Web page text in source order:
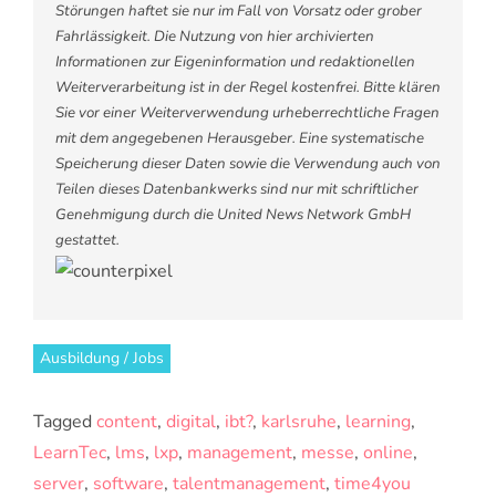
Störungen haftet sie nur im Fall von Vorsatz oder grober
Fahrlässigkeit. Die Nutzung von hier archivierten
Informationen zur Eigeninformation und redaktionellen
Weiterverarbeitung ist in der Regel kostenfrei. Bitte klären
Sie vor einer Weiterverwendung urheberrechtliche Fragen
mit dem angegebenen Herausgeber. Eine systematische
Speicherung dieser Daten sowie die Verwendung auch von
Teilen dieses Datenbankwerks sind nur mit schriftlicher
Genehmigung durch die United News Network GmbH
gestattet.
Ausbildung / Jobs
Tagged content, digital, ibt?, karlsruhe, learning,
LearnTec, lms, lxp, management, messe, online,
server, software, talentmanagement, time4you